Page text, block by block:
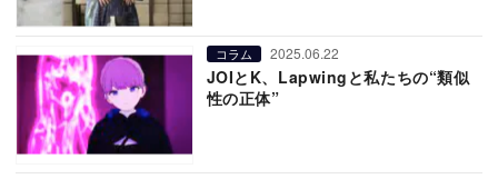
コラム 2025.06.22
JOIとK、Lapwingと私たちの“類似
性の正体”